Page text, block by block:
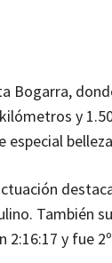
Bogarra,
y
También
y fue